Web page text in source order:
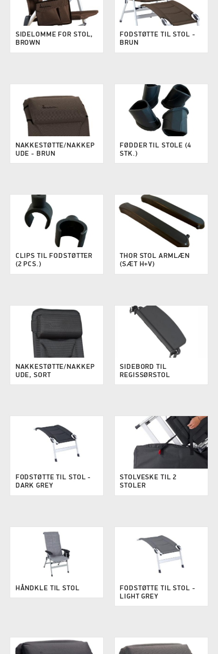
SIDELOMME FOR STOL,
BROWN
FODSTØTTE TIL STOL -
BRUN
NAKKESTØTTE/NAKKEP
UDE - BRUN
FØDDER TIL STOLE (4
STK.)
CLIPS TIL FODSTØTTER
(2 PCS.)
THOR STOL ARMLÆN
(SÆT H+V)
NAKKESTØTTE/NAKKEP
UDE, SORT
SIDEBORD TIL
REGISSØRSTOL
FODSTØTTE TIL STOL -
DARK GREY
STOLVESKE TIL 2
STOLER
HÅNDKLE TIL STOL
FODSTØTTE TIL STOL -
LIGHT GREY